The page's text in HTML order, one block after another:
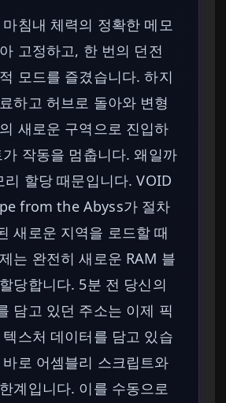
마침내 체력의 정확한 메모
고정하고, 한 번의 던전
모드를 즐겼습니다. 하지
하고 허브로 돌아와 변형
새로운 구역으로 진입하
작동을 멈춥니다. 왜일까
리 할당 때문입니다. VOID
from the Abyss가 절차
새로운 지역을 로드할 때
는 완전히 새로운 RAM 블
당합니다. 5분 전 당신의
담고 있던 주소는 이제 픽
스처 데이터를 담고 있습
로 어셈블리 스크립트와
계입니다. 이를 수동으로